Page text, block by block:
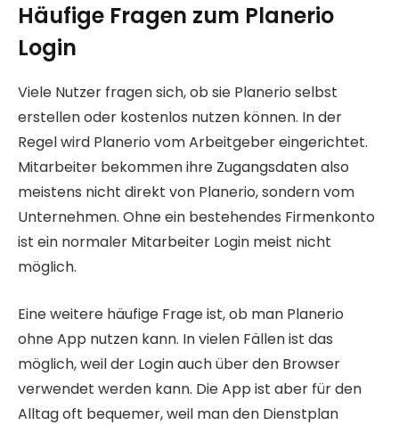
Häufige Fragen zum Planerio
Login
Viele Nutzer fragen sich, ob sie Planerio selbst
erstellen oder kostenlos nutzen können. In der
Regel wird Planerio vom Arbeitgeber eingerichtet.
Mitarbeiter bekommen ihre Zugangsdaten also
meistens nicht direkt von Planerio, sondern vom
Unternehmen. Ohne ein bestehendes Firmenkonto
ist ein normaler Mitarbeiter Login meist nicht
möglich.
Eine weitere häufige Frage ist, ob man Planerio
ohne App nutzen kann. In vielen Fällen ist das
möglich, weil der Login auch über den Browser
verwendet werden kann. Die App ist aber für den
Alltag oft bequemer, weil man den Dienstplan